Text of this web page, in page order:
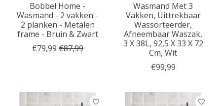
Bobbel Home -
Wasmand - 2 vakken -
2 planken - Metalen
frame - Bruin & Zwart
€79,99 €87,99
Wasmand Met 3
Vakken, Uittrekbaar
Wassorteerder,
Afneembaar Waszak,
3 X 38L, 92,5 X 33 X 72
Cm, Wit
€99,99